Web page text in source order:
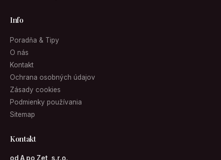
Info
Poradňa & Tipy
O nás
Kontakt
Ochrana osobných údajov
Zásady cookies
Podmienky používania
Sitemap
Kontakt
od A po Zet, s.r.o.